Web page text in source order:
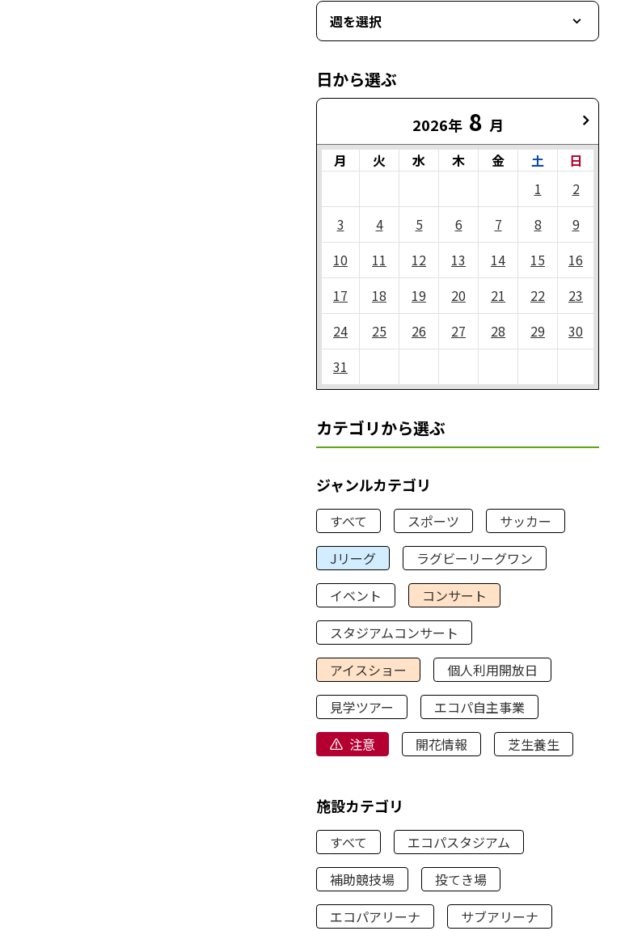
週を選択
日から選ぶ
2026年 8 月
月 火 水 木 金 土
日
1
2
3
4 5 6 7 8
9
10
11 12 13 14 15
16
17
18 19 20 21 22
23
24
25 26 27 28 29
30
31
カテゴリから選ぶ
ジャンルカテゴリ
すべて スポーツ
サッカー
Jリーグ
ラグビーリーグワン
イベント
コンサート
スタジアムコンサート
アイスショー
個人利用開放日
見学ツアー
エコパ自主事業
注意
開花情報 芝生養生
施設カテゴリ
すべて
エコパスタジアム
補助競技場
投てき場
エコパアリーナ
サブアリーナ